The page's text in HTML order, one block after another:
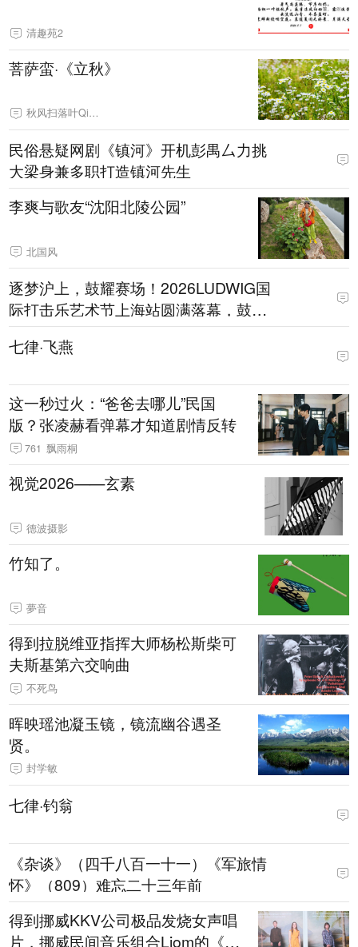
清趣苑2
菩萨蛮·《立秋》
秋风扫落叶QinRuoshui
民俗悬疑网剧《镇河》开机彭禺厶力挑
大梁身兼多职打造镇河先生
李爽与歌友“沈阳北陵公园”
北国风
逐梦沪上，鼓耀赛场！2026LUDWIG国
际打击乐艺术节上海站圆满落幕，鼓动
青春炸弹乐队斩获佳绩
七律·飞燕
这一秒过火：“爸爸去哪儿”民国
版？张凌赫看弹幕才知道剧情反转
761 飘雨桐
视觉2026——玄素
德波摄影
竹知了。
夢音
得到拉脱维亚指挥大师杨松斯柴可
夫斯基第六交响曲
不死鸟
晖映瑶池凝玉镜，镜流幽谷遇圣
贤。
封学敏
七律·钓翁
《杂谈》（四千八百一十一）《军旅情
怀》（809）难忘二十三年前
得到挪威KKV公司极品发烧女声唱
片，挪威民间音乐组合Ljom的《set